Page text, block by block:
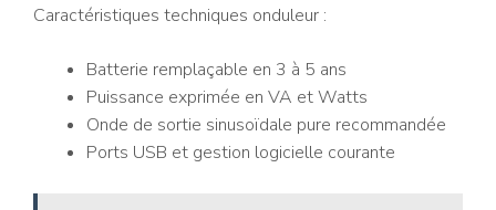
Caractéristiques techniques onduleur :
Batterie remplaçable en 3 à 5 ans
Puissance exprimée en VA et Watts
Onde de sortie sinusoïdale pure recommandée
Ports USB et gestion logicielle courante